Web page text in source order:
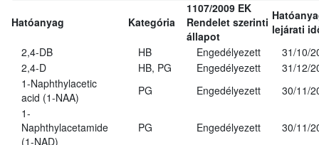
Hatóanyag Kategória
1107/2009 EK
Rendelet szerinti
állapot
lejárati
2,4-DB
HB Engedélyezett
31/10/
2,4-D
HB, PG Engedélyezett
31/12/
1-Naphthylacetic
acid (1-NAA)
PG Engedélyezett
30/11/
1-
Naphthylacetamide
(1-NAD)
PG Engedélyezett 30/11/